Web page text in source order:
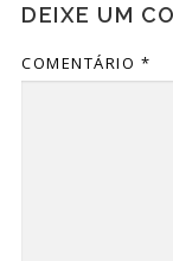
DEIXE UM
COMENTÁRIO *